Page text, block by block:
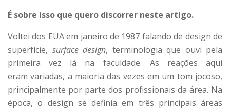
É sobre isso que quero discorrer neste artigo.
Voltei dos EUA em janeiro de 1987 falando de design de
superfície, surface design, terminologia que ouvi pela
primeira vez lá na faculdade. As reações aqui
eram variadas, a maioria das vezes em um tom jocoso,
principalmente por parte dos profissionais da área. Na
época, o design se definia em três principais áreas